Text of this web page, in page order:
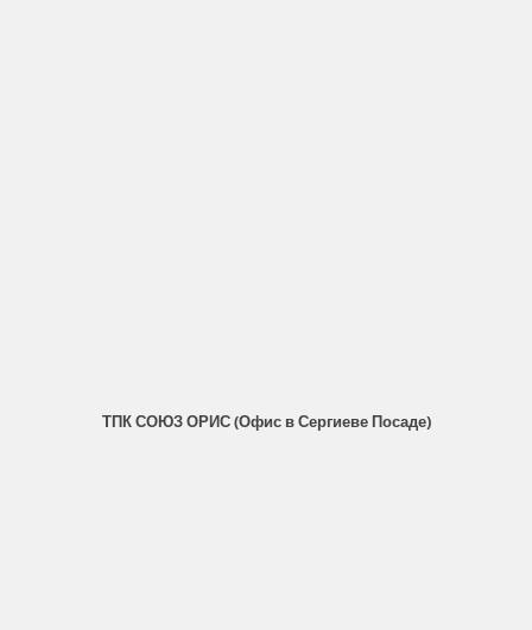
ТПК СОЮЗ ОРИС (Офис в Сергиеве Посаде)